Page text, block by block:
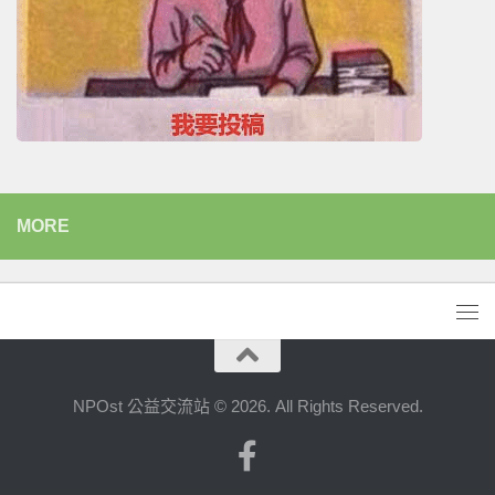
MORE
NPOst 公益交流站 © 2026. All Rights Reserved.